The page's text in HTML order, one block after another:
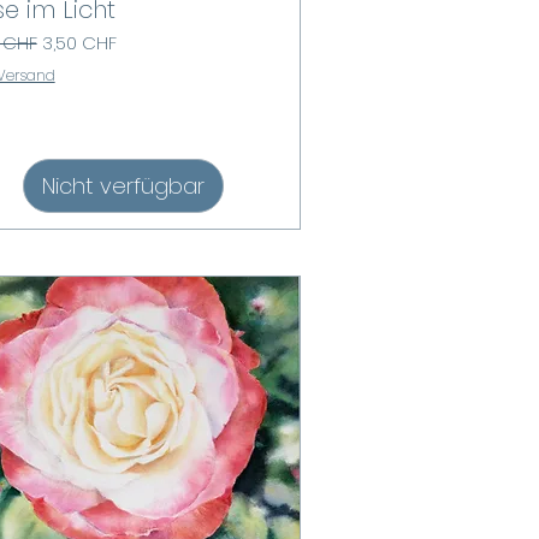
im Licht
Sale-Preis
3,50 CHF
Nicht verfügbar